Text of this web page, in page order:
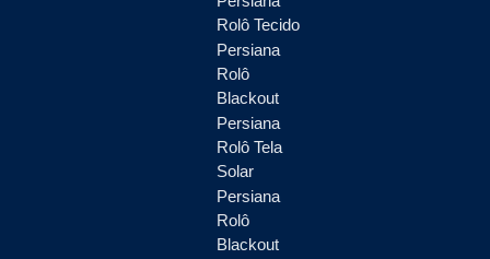
Rolô Tecido
Persiana
Rolô
Blackout
Persiana
Rolô Tela
Solar
Persiana
Rolô
Blackout